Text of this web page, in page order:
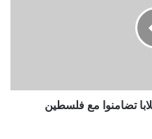
تضامنوا مع فلسطين